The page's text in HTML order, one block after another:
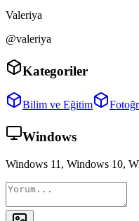
Valeriya
@valeriya
Kategoriler
Bilim ve Eğitim
Windows
Windows 11, Windows 10,